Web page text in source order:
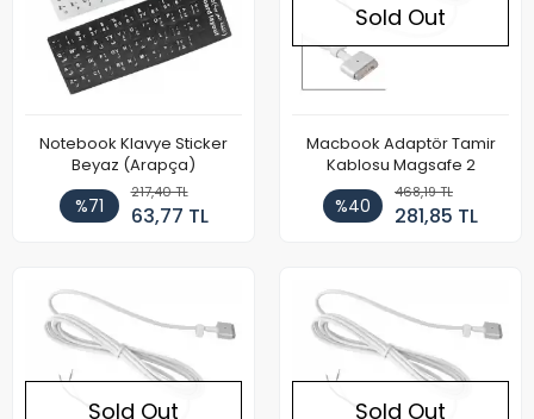
Notebook Klavye Sticker
Beyaz (Arapça)
%71
217,40 TL
63,77 TL
Sold Out
Macbook Adaptör Tamir
Kablosu Magsafe 2
%40
468,19 TL
281,85 TL
Sold Out Sold Out